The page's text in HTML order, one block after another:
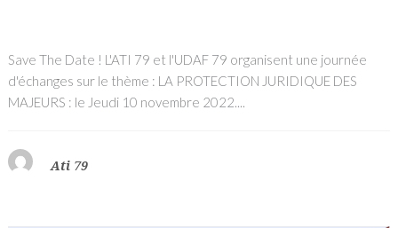
Save The Date ! L'ATI 79 et l'UDAF 79 organisent une journée
d'échanges sur le thème : LA PROTECTION JURIDIQUE DES
MAJEURS : le Jeudi 10 novembre 2022....
Ati 79